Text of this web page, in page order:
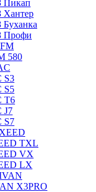
Пикап
Хантер
Профи
580
S3
S5
T6
J7
S7
TXL
VX
LX
X3PRO